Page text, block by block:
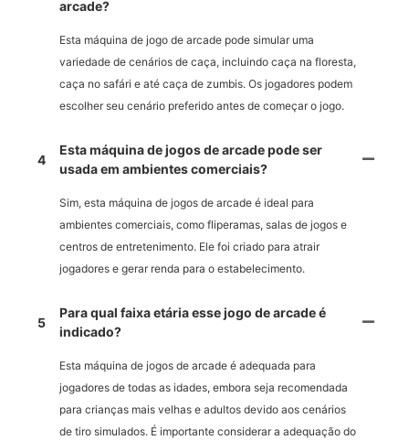
arcade?
Esta máquina de jogo de arcade pode simular uma
variedade de cenários de caça, incluindo caça na floresta,
caça no safári e até caça de zumbis. Os jogadores podem
escolher seu cenário preferido antes de começar o jogo.
4
Esta máquina de jogos de arcade pode ser
usada em ambientes comerciais?
Sim, esta máquina de jogos de arcade é ideal para
ambientes comerciais, como fliperamas, salas de jogos e
centros de entretenimento. Ele foi criado para atrair
jogadores e gerar renda para o estabelecimento.
5
Para qual faixa etária esse jogo de arcade é
indicado?
Esta máquina de jogos de arcade é adequada para
jogadores de todas as idades, embora seja recomendada
para crianças mais velhas e adultos devido aos cenários
de tiro simulados. É importante considerar a adequação do